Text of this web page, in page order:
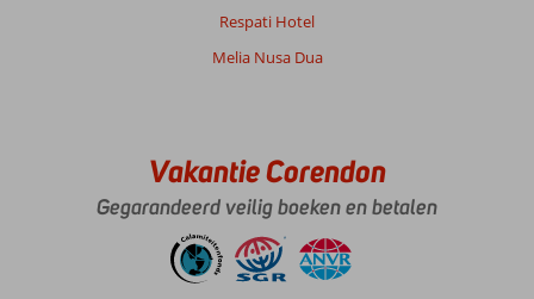
Respati Hotel
Melia Nusa Dua
Vakantie Corendon
Gegarandeerd veilig boeken en betalen